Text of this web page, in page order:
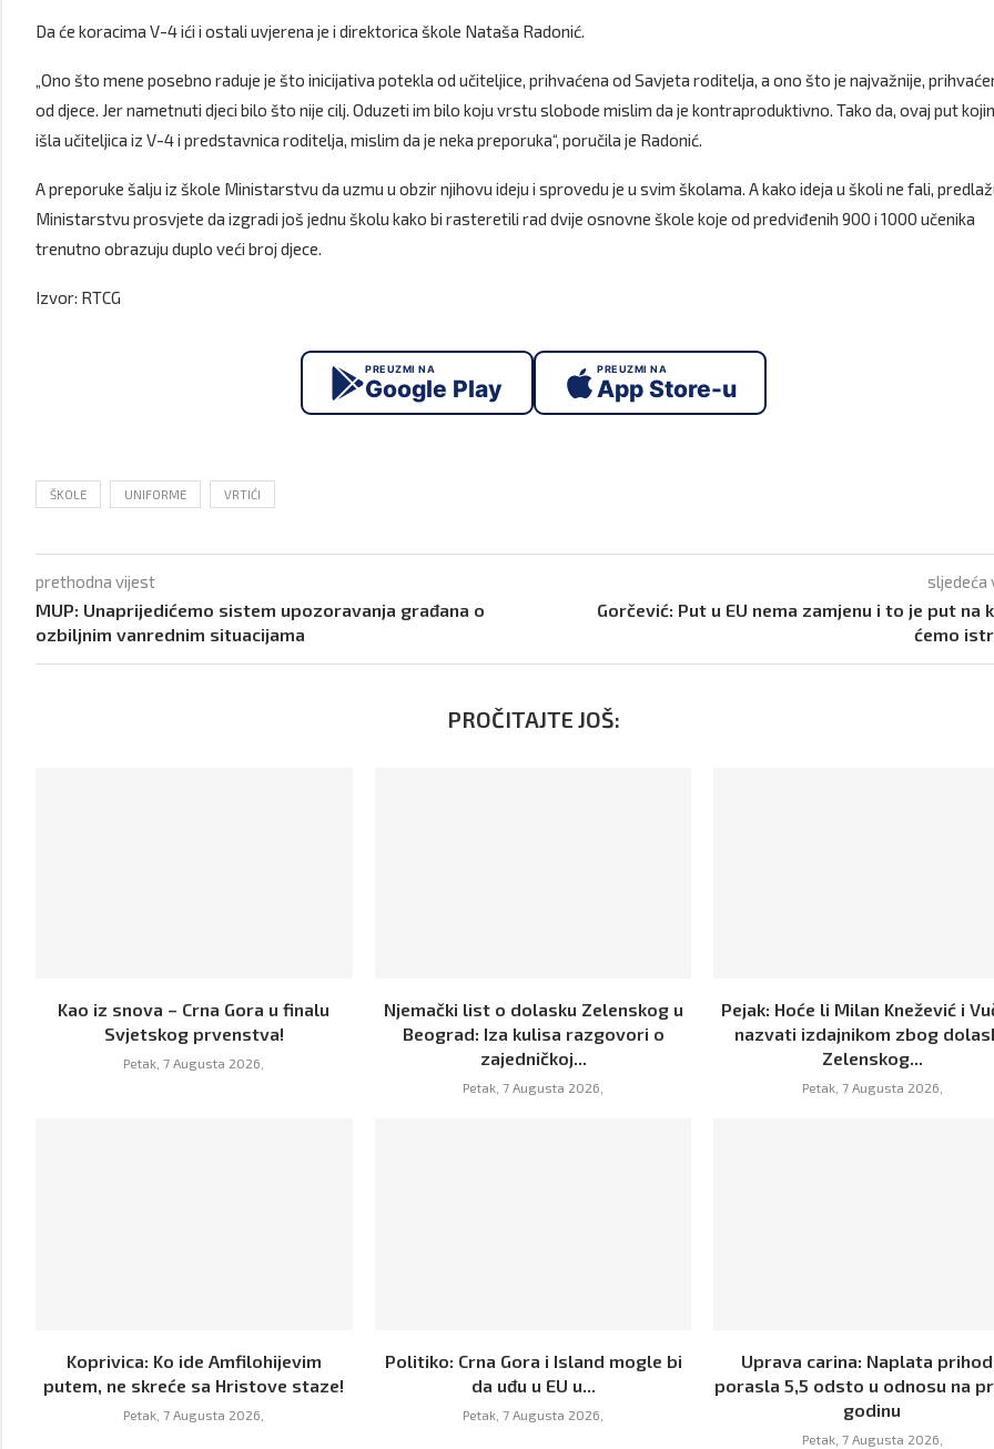
Da će koracima V-4 ići i ostali uvjerena je i direktorica škole Nataša Radonić.
„Ono što mene posebno raduje je što inicijativa potekla od učiteljice, prihvaćena od Savjeta roditelja, a ono što je najvažnije,
od djece. Jer nametnuti djeci bilo što nije cilj. Oduzeti im bilo koju vrstu slobode mislim da je kontraproduktivno. Tako da, ovaj put
išla učiteljica iz V-4 i predstavnica roditelja, mislim da je neka preporuka“, poručila je Radonić.
A preporuke šalju iz škole Ministarstvu da uzmu u obzir njihovu ideju i sprovedu je u svim školama. A kako ideja u školi ne fali,
Ministarstvu prosvjete da izgradi još jednu školu kako bi rasteretili rad dvije osnovne škole koje od predviđenih 900 i 1000 učenika
trenutno obrazuju duplo veći broj djece.
Izvor: RTCG
PREUZMI NA
Google Play
PREUZMI NA
App Store-u
ŠKOLE UNIFORME VRTIĆI
prethodna vijest
MUP: Unaprijedićemo sistem upozoravanja građana o
ozbiljnim vanrednim situacijama
sljedeća
Gorčević: Put u EU nema zamjenu i to je put na
ćemo
PROČITAJTE JOŠ:
Kao iz snova – Crna Gora u finalu
Svjetskog prvenstva!
Petak, 7 Augusta 2026,
Njemački list o dolasku Zelenskog u
Beograd: Iza kulisa razgovori o
zajedničkoj...
Petak, 7 Augusta 2026,
Pejak: Hoće li Milan Knežević i
nazvati izdajnikom zbog
Zelenskog...
Petak, 7 Augusta 2026,
Koprivica: Ko ide Amfilohijevim
putem, ne skreće sa Hristove staze!
Petak, 7 Augusta 2026,
Politiko: Crna Gora i Island mogle bi
da uđu u EU u...
Petak, 7 Augusta 2026,
Uprava carina: Naplata
porasla 5,5 odsto u odnosu na
godinu
Petak, 7 Augusta 2026,